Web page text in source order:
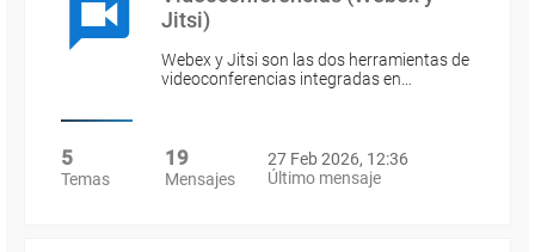
Jitsi)
Webex y Jitsi son las dos herramientas de
videoconferencias integradas en…
5
Temas
19
Mensajes
27 Feb 2026, 12:36
Último mensaje